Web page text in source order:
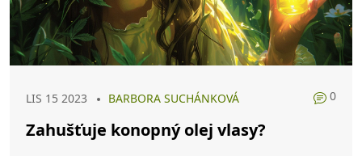
LIS 15 2023 BARBORA SUCHÁNKOVÁ 0
Zahušťuje konopný olej vlasy?